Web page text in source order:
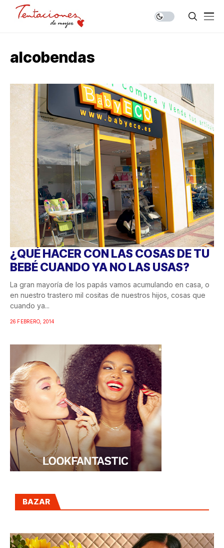
alcobendas
¿QUÉ HACER CON LAS COSAS DE TU
BEBÉ CUANDO YA NO LAS USAS?
La gran mayoría de los papás vamos acumulando en casa, o
en nuestro trastero mil cositas de nuestros hijos, cosas que
cuando ya...
26 FEBRERO, 2014
BAZAR